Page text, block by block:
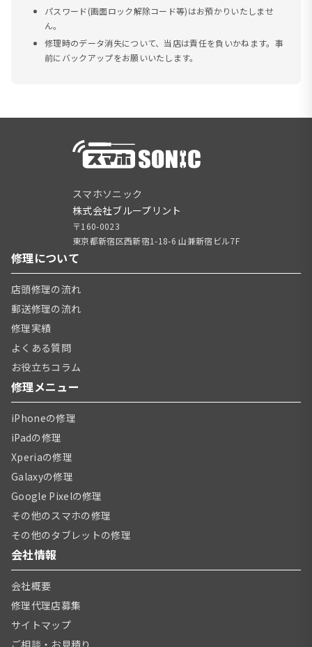
パスワード(画面ロック解除コード等)はお預かりいたしませ
ん。
修理時のデータ消失について、当店は責任を負いかねます。事
前にバックアップをお願いいたします。
スマホソニック
株式会社ブループリント
〒160-0023
東京都新宿区西新宿1-18-6 山兼新宿ビル7F
修理について
店頭修理の流れ
郵送修理の流れ
修理実績
よくある質問
お役立ちコラム
修理メニュー
iPhoneの修理
iPadの修理
Xperiaの修理
Galaxyの修理
Google Pixelの修理
その他のスマホの修理
その他のタブレットの修理
会社情報
会社概要
修理代理店募集
サイトマップ